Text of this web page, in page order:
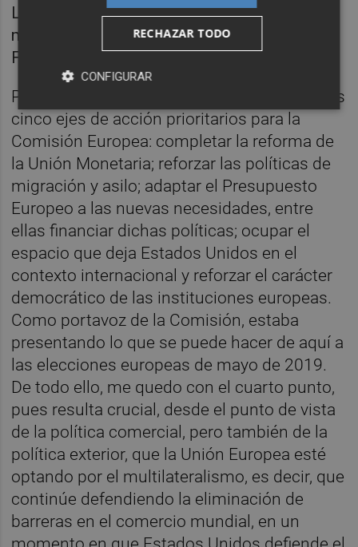
La esgrimista Elisa di Francisca recogió su
medalla en Río con una bandera de la UE.
Foto: ETTORE FERRARI/EFE
Por su parte,
habló de los
cinco ejes de acción prioritarios para la
Comisión Europea: completar la reforma de
la Unión Monetaria; reforzar las políticas de
migración y asilo; adaptar el Presupuesto
Europeo a las nuevas necesidades, entre
ellas financiar dichas políticas; ocupar el
espacio que deja Estados Unidos en el
contexto internacional y reforzar el carácter
democrático de las instituciones europeas.
Como portavoz de la Comisión, estaba
presentando lo que se puede hacer de aquí a
las elecciones europeas de mayo de 2019.
De todo ello, me quedo con el cuarto punto,
pues resulta crucial, desde el punto de vista
de la política comercial, pero también de la
política exterior, que la Unión Europea esté
optando por el multilateralismo, es decir, que
continúe defendiendo la eliminación de
barreras en el comercio mundial, en un
RECHAZAR TODO
CONFIGURAR